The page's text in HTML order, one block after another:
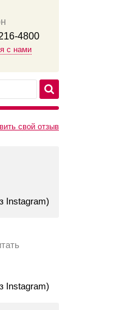
4800
с нами
свой отзыв
Instagram)
Instagram)